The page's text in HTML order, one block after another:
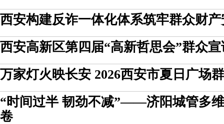
西安构建反诈一体化体系筑牢群众财
西安高新区第四届“高新哲思会”群众
万家灯火映长安 2026西安市夏日广场
“时间过半 韧劲不减”——济阳城管多
卷